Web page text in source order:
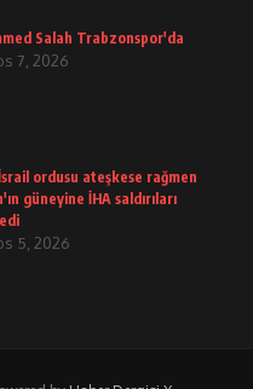
Salah Trabzonspor'da
7, 2026
ordusu ateşkese rağmen
güneyine İHA saldırıları
5, 2026